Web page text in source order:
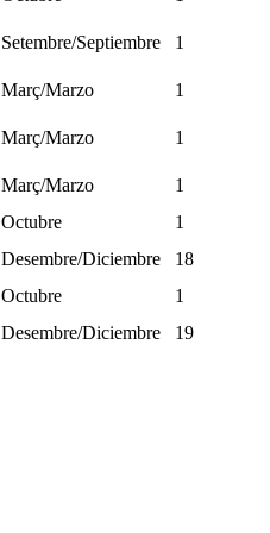
Setembre/Septiembre 1
Març/Marzo
1
Març/Marzo
1
Març/Marzo
1
Octubre
1
Desembre/Diciembre
18
Octubre
1
Desembre/Diciembre 19